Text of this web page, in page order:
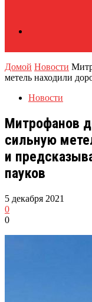
Домой Новости
метель находили
Новости
Митрофанов
сильную
и
пауков
5 декабря 2021
0
0